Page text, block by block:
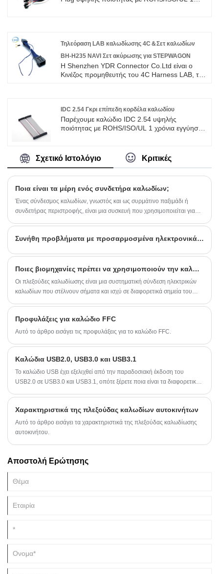
Ευρώπης και της Αμερικής. Περιμένουμε να
γίνουμε ο μακροπρόθεσμος συνεργάτης σας
Τηλεόραση LAB καλωδίωσης 4C＆Σετ καλωδίων
BH-H235 NAVI Σετ ακύρωσης για STEPWAGON
Η Shenzhen YDR Connector Co.Ltd είναι ο
Κινέζος προμηθευτής του 4C Harness LAB, το
επισυνάπτεται η οδηγία, Η απλή εγκατάσταση
επιτρέπει την εισαγωγή της πλεξούδας
καλωδίωσης, το διακόπτη τιμονιού για
και η λειτουργία
IDC 2.54 Γκρι επίπεδη κορδέλα καλωδίου
Παρέχουμε καλώδιο IDC 2.54 υψηλής
ποιότητας με ROHS/ISO/UL 1 χρόνια εγγύηση.
καλύπτοντας το μεγαλύτερο μέρος της αγοράς
της Ασίας, της Ευρώπης και της Αμερικής.
Σχετικό Ιστολόγιο Κριτικές
Ποια είναι τα μέρη ενός συνδετήρα καλωδίων;
Ένας σύνδεσμος καλωδίων, γνωστός και ως συρμάτινο παξιμάδι ή
συνδετήρας περιστροφής, είναι μια συσκευή που χρησιμοποιείται για
Συνήθη προβλήματα με προσαρμοσμένα ηλεκτρονικά συγκροτήματα πλεξούδας καλωδίωσης
Ποιες βιομηχανίες πρέπει να χρησιμοποιούν την καλωδίωση
Οι πλεξούδες καλωδίωσης είναι μια συστηματική σύνδεση ηλεκτρικών
καλωδίων που στέλνουν σήματα και ισχύ σε διαφορετικά σημεία του
Προφυλάξεις για καλώδιο FFC
Αυτό το άρθρο εισάγει τις προφυλάξεις για το καλώδιο FFC.
Καλώδια USB2.0, USB3.0 και USB3.1
Το καλώδιο USB έχει εξελιχθεί από την παραδοσιακή έκδοση του
USB2.0 σε USB3.0 και USB3.1, οπότε ξέρετε ποια είναι τα διαφορετικά
Χαρακτηριστικά της πλεξούδας καλωδίων αυτοκινήτων
Αυτό το άρθρο εισάγει τα χαρακτηριστικά της πλεξούδας καλωδίωσης
αυτοκινήτου.
Αποστολή Ερώτησης